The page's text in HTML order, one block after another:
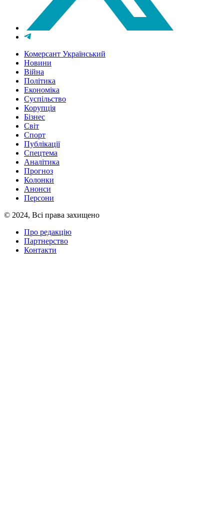
Комерсант Український
Новини
Війна
Політика
Економіка
Суспільство
Корупція
Бізнес
Світ
Спорт
Публікації
Спецтема
Аналітика
Прогноз
Колонки
Анонси
Персони
© 2024, Всі права захищено
Про редакцію
Партнерство
Контакти